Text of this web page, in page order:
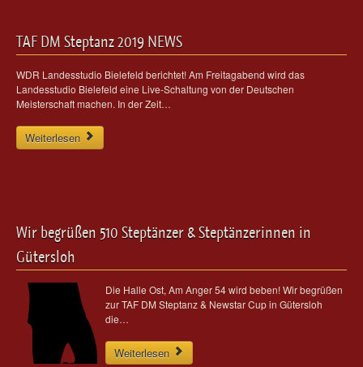
TAF DM Steptanz 2019 NEWS
WDR Landesstudio Bielefeld berichtet! Am Freitagabend wird das
Landesstudio Bielefeld eine Live-Schaltung von der Deutschen
Meisterschaft machen. In der Zeit…
Weiterlesen
Wir begrüßen 510 Steptänzer & Steptänzerinnen in
Gütersloh
Die Halle Ost, Am Anger 54 wird beben! Wir begrüßen
zur TAF DM Steptanz & Newstar Cup in Gütersloh
die…
Weiterlesen